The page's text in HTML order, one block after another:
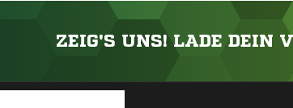
ZEIG'S UNS! LADE DEIN